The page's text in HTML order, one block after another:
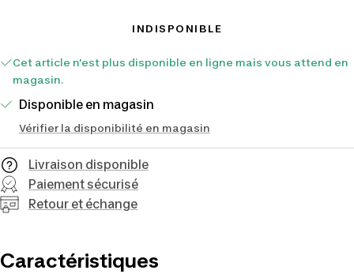
INDISPONIBLE
Cet article n'est plus disponible en ligne mais vous attend en
magasin.
Disponible en magasin
Vérifier la disponibilité en magasin
Livraison disponible
Paiement sécurisé
Retour et échange
Caractéristiques